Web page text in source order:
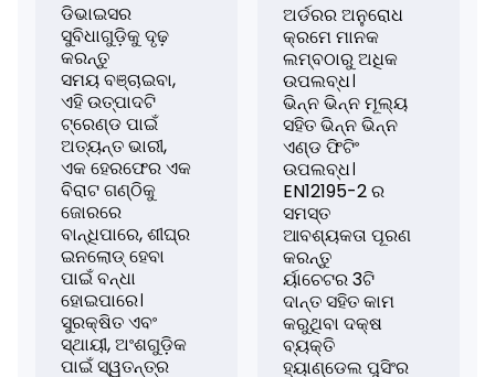
ଡିଭାଇସର
ସୁବିଧାଗୁଡ଼ିକୁ ଦୃଢ଼
କରନ୍ତୁ
ସମୟ ବଞ୍ଚାଇବା,
ଏହି ଉତ୍ପାଦଟି
ଟ୍ରେଣ୍ଡ ପାଇଁ
ଅତ୍ୟନ୍ତ ଭାରୀ,
ଏକ ହେରଫେର ଏକ
ବିରାଟ ଗଣ୍ଠିକୁ
ଜୋରରେ
ବାନ୍ଧିପାରେ, ଶୀଘ୍ର
ଇନଲୋଡ୍ ହେବା
ପାଇଁ ବନ୍ଧା
ହୋଇପାରେ।
ସୁରକ୍ଷିତ ଏବଂ
ସ୍ଥାୟୀ, ଅଂଶଗୁଡ଼ିକ
ପାଇଁ ସ୍ୱତନ୍ତ୍ର
ଅର୍ଡରର ଅନୁରୋଧ
କ୍ରମେ ମାନକ
ଲମ୍ବଠାରୁ ଅଧିକ
ଉପଲବ୍ଧ।
ଭିନ୍ନ ଭିନ୍ନ ମୂଲ୍ୟ
ସହିତ ଭିନ୍ନ ଭିନ୍ନ
ଏଣ୍ଡ ଫିଟିଂ
ଉପଲବ୍ଧ।
EN12195-2 ର
ସମସ୍ତ
ଆବଶ୍ୟକତା ପୂରଣ
କରନ୍ତୁ
ର୍ୟାଚେଟର 3ଟି
ଦାନ୍ତ ସହିତ କାମ
କରୁଥିବା ଦକ୍ଷ
ବ୍ୟକ୍ତି
ହ୍ୟାଣ୍ଡେଲ ପୁସିଂର